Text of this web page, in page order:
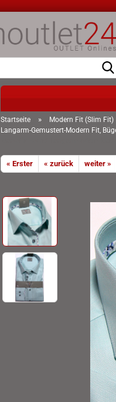
Startseite » Modern Fit (Slim Fit)
Langarm-Gemustert-Modern Fit,
« Erster « zurück weiter »